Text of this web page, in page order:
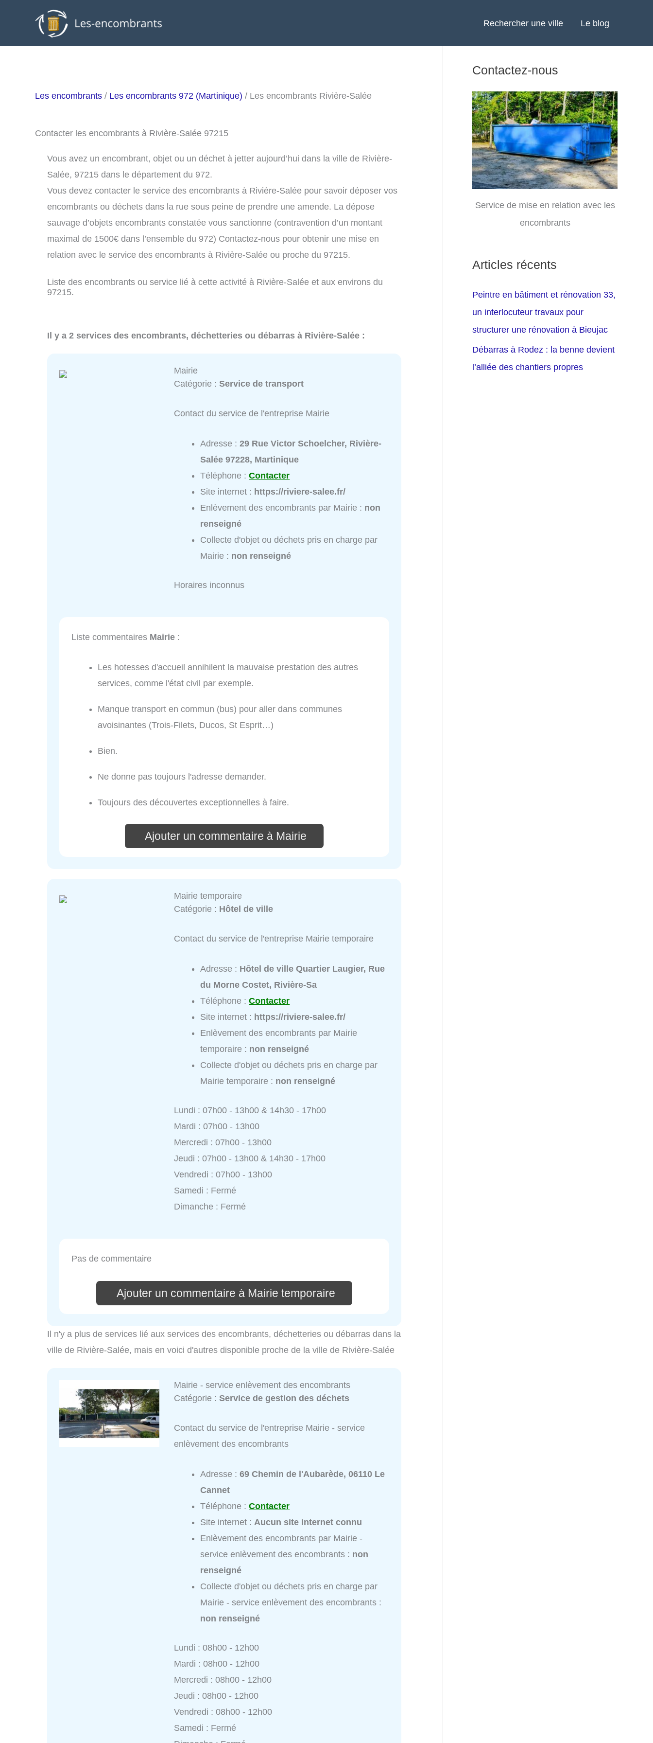
Rechercher une ville Le blog
Les encombrants / Les encombrants 972 (Martinique) / Les encombrants Rivière-Salée
Contacter les encombrants à Rivière-Salée 97215
Vous avez un encombrant, objet ou un déchet à jetter aujourd’hui dans la ville de Rivière-
Salée, 97215 dans le département du 972.
Vous devez contacter le service des encombrants à Rivière-Salée pour savoir déposer vos
encombrants ou déchets dans la rue sous peine de prendre une amende. La dépose
sauvage d’objets encombrants constatée vous sanctionne (contravention d’un montant
maximal de 1500€ dans l’ensemble du 972) Contactez-nous pour obtenir une mise en
relation avec le service des encombrants à Rivière-Salée ou proche du 97215.
Liste des encombrants ou service lié à cette activité à Rivière-Salée et aux environs du
97215.
Il y a 2 services des encombrants, déchetteries ou débarras à Rivière-Salée :
Mairie
Catégorie :Service de transport
Contact du service de l'entreprise Mairie
Adresse :29 Rue Victor Schoelcher, Rivière-
Salée 97228, Martinique
Téléphone :Contacter
Site internet : https://riviere-salee.fr/
Enlèvement des encombrants par Mairie : non
renseigné
Collecte d'objet ou déchets pris en charge par
Mairie : non renseigné
Horaires inconnus
Liste commentaires Mairie :
Les hotesses d'accueil annihilent la mauvaise prestation des autres
services, comme l'état civil par exemple.
Manque transport en commun (bus) pour aller dans communes
avoisinantes (Trois-Filets, Ducos, St Esprit…)
Bien.
Ne donne pas toujours l'adresse demander.
Toujours des découvertes exceptionnelles à faire.
Ajouter un commentaire à Mairie
Mairie temporaire
Catégorie : Hôtel de ville
Contact du service de l'entreprise Mairie temporaire
Adresse : Hôtel de ville Quartier Laugier, Rue
du Morne Costet, Rivière-Sa
Téléphone :Contacter
Site internet : https://riviere-salee.fr/
Enlèvement des encombrants par Mairie
temporaire : non renseigné
Collecte d'objet ou déchets pris en charge par
Mairie temporaire : non renseigné
Lundi : 07h00 - 13h00 & 14h30 - 17h00
Mardi : 07h00 - 13h00
Mercredi : 07h00 - 13h00
Jeudi : 07h00 - 13h00 & 14h30 - 17h00
Vendredi : 07h00 - 13h00
Samedi : Fermé
Dimanche : Fermé
Pas de commentaire
Ajouter un commentaire à Mairie temporaire
Il n'y a plus de services lié aux services des encombrants, déchetteries ou débarras dans la
ville de Rivière-Salée, mais en voici d'autres disponible proche de la ville de Rivière-Salée
Mairie - service enlèvement des encombrants
Catégorie :Service de gestion des déchets
Contact du service de l'entreprise Mairie - service
enlèvement des encombrants
Adresse :69 Chemin de l'Aubarède, 06110 Le
Cannet
Téléphone :Contacter
Site internet :Aucun site internet connu
Enlèvement des encombrants par Mairie -
service enlèvement des encombrants : non
renseigné
Collecte d'objet ou déchets pris en charge par
Mairie - service enlèvement des encombrants :
non renseigné
Lundi : 08h00 - 12h00
Mardi : 08h00 - 12h00
Mercredi : 08h00 - 12h00
Jeudi : 08h00 - 12h00
Vendredi : 08h00 - 12h00
Samedi : Fermé
Contactez-nous
Service de mise en relation avec les
encombrants
Articles récents
Peintre en bâtiment et rénovation 33,
un interlocuteur travaux pour
structurer une rénovation à Bieujac
Débarras à Rodez : la benne devient
l’alliée des chantiers propres